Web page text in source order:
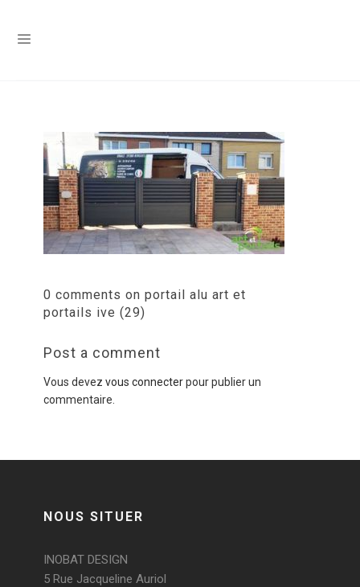
0 comments on portail alu art et
portails ive (29)
Post a comment
Vous devez vous connecterpour publier un
commentaire.
NOUS SITUER
INOBAT DESIGN
5 Rue Jacqueline Auriol